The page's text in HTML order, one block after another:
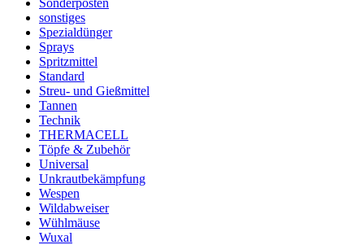
Sonderposten
sonstiges
Spezialdünger
Sprays
Spritzmittel
Standard
Streu- und Gießmittel
Tannen
Technik
THERMACELL
Töpfe & Zubehör
Universal
Unkrautbekämpfung
Wespen
Wildabweiser
Wühlmäuse
Wuxal